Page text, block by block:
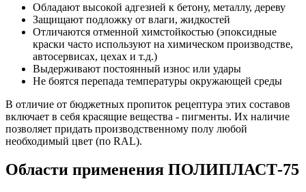
Обладают высокой адгезией к бетону, металлу, дереву
Защищают подложку от влаги, жидкостей
Отличаются отменной химстойкостью (эпоксидные
краски часто используют на химическом производстве,
автосервисах, цехах и т.д.)
Выдерживают постоянный износ или удары
Не боятся перепада температуры окружающей среды
В отличие от бюджетных пропиток рецептура этих составов
включает в себя красящие вещества - пигменты. Их наличие
позволяет придать производственному полу любой
необходимый цвет (по RAL).
Области применения ПОЛИПЛАСТ-75